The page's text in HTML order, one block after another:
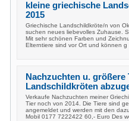
kleine griechische
2015
Griechische Landschildkröte/n von
suchen neues liebevolles Zuhause.
Mit sehr schönen Farben und
Elterntiere sind vor Ort und können g
Nachzuchten u. größere
Landschildkröten
Verkaufe Nachzuchten meiner
Tier noch von 2014. Die Tiere sind
angemeldet und werden mit den
Mobil 0177 7222422 60,- Euro Des